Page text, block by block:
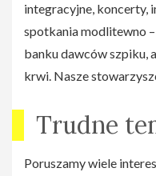
integracyjne, koncerty,
spotkania modlitewno
banku dawców szpiku,
krwi. Nasze
Trudne
Poruszamy wiele